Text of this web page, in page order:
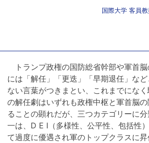
国際大学 客員教
トランプ政権の国防総省幹部や軍首脳
には「解任」「更迭」「早期退任」な
ない言葉がつきまとい、これまでにな
の解任劇はいずれも政権中枢と軍首脳
ることの顕れだが、三つカテゴリーに
一は、D E I（多様性、公平性、包括性
て過度に優遇され軍のトップクラスに